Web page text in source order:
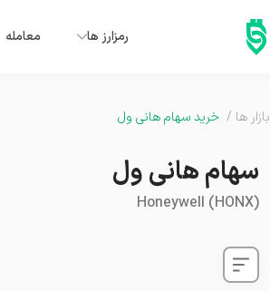
رمزارز ها معامله
بازار ها / خرید سهام هانی ول
سهام هانی ول
Honeywell (HONX)